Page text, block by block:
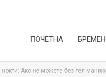
ПОЧЕТНА
Ако не можете без гел